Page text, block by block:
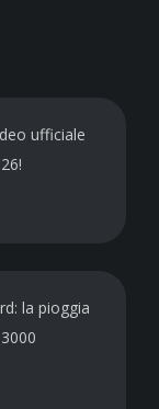
ufficiale
la pioggia